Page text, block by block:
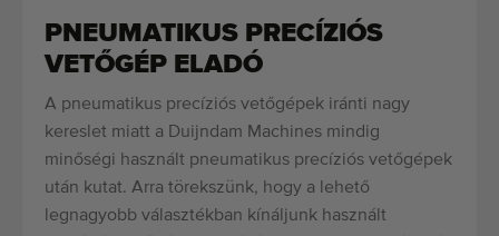
PNEUMATIKUS PRECÍZIÓS
VETŐGÉP ELADÓ
A pneumatikus precíziós vetőgépek iránti nagy
kereslet miatt a Duijndam Machines mindig
minőségi használt pneumatikus precíziós vetőgépek
után kutat. Arra törekszünk, hogy a lehető
legnagyobb választékban kínáljunk használt